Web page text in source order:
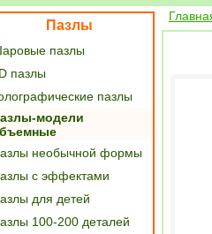
Пазлы
пазлы
пазлы
пазлы
модели
необычной формы
с эффектами
для детей
100-200 деталей